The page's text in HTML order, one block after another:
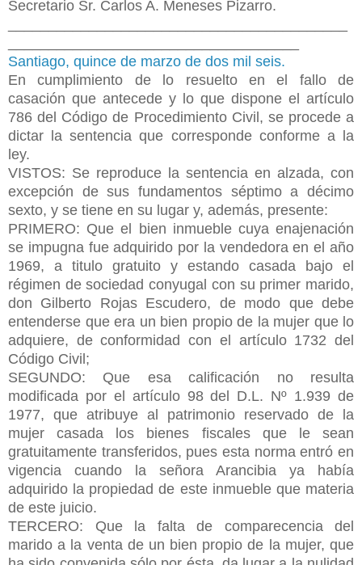
Secretario Sr. Carlos A. Meneses Pizarro.
Santiago, quince de marzo de dos mil seis.
En cumplimiento de lo resuelto en el fallo de
casación que antecede y lo que dispone el artículo
786 del Código de Procedimiento Civil, se procede a
dictar la sentencia que corresponde conforme a la
ley.
VISTOS: Se reproduce la sentencia en alzada, con
excepción de sus fundamentos séptimo a décimo
sexto, y se tiene en su lugar y, además, presente:
PRIMERO: Que el bien inmueble cuya enajenación
se impugna fue adquirido por la vendedora en el año
1969, a titulo gratuito y estando casada bajo el
régimen de sociedad conyugal con su primer marido,
don Gilberto Rojas Escudero, de modo que debe
entenderse que era un bien propio de la mujer que lo
adquiere, de conformidad con el artículo 1732 del
Código Civil;
SEGUNDO: Que esa calificación no resulta
modificada por el artículo 98 del D.L. Nº 1.939 de
1977, que atribuye al patrimonio reservado de la
mujer casada los bienes fiscales que le sean
gratuitamente transferidos, pues esta norma entró en
vigencia cuando la señora Arancibia ya había
adquirido la propiedad de este inmueble que materia
de este juicio.
TERCERO: Que la falta de comparecencia del
marido a la venta de un bien propio de la mujer, que